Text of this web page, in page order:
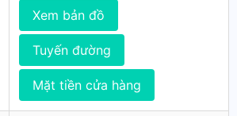
Xem bản đồ
Tuyến đường
Mặt tiền cửa hàng